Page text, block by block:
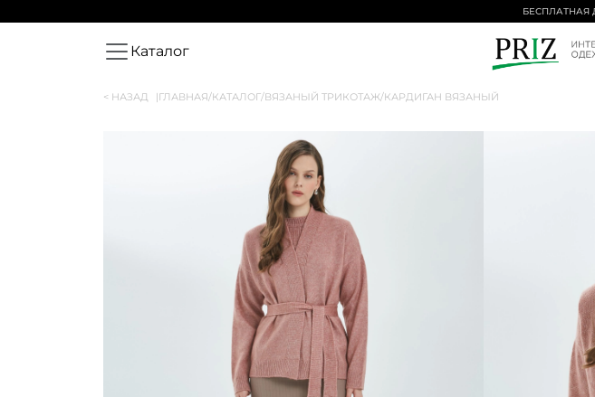
БЕСПЛАТНАЯ
Каталог
< НАЗАД |ГЛАВНАЯ/КАТАЛОГ/ВЯЗАНЫЙ ТРИКОТАЖ/КАРДИГАН ВЯЗАНЫЙ